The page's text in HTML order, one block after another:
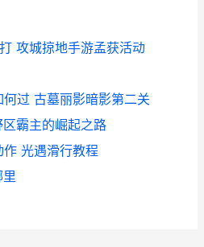
攻城掠地手游孟获活动
过 古墓丽影暗影第二关
霸主的崛起之路
光遇滑行教程